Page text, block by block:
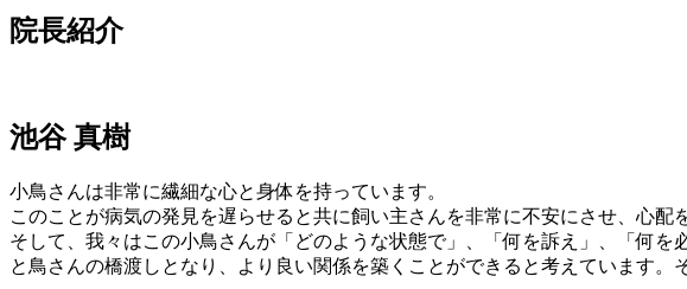
院長紹介
池谷 真樹
小鳥さんは非常に繊細な心と身体を持っています。
このことが病気の発見を遅らせると共に飼い主さんを非常に不安にさせ、心
そして、我々はこの小鳥さんが「どのような状態で」、「何を訴え」、「何
と鳥さんの橋渡しとなり、より良い関係を築くことができると考えています。